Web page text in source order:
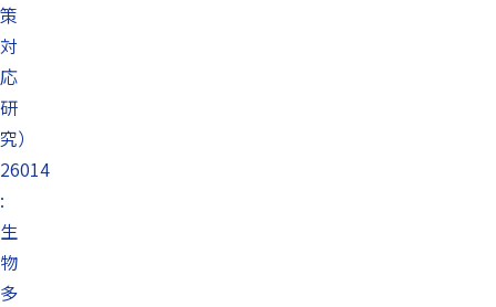
策
対
応
研
究）
26014
:
生
物
多